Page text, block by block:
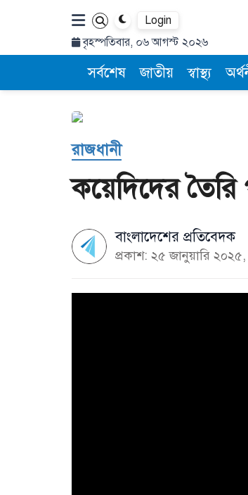
Login
বৃহস্পতিবার, ০৬ আগস্ট ২০২৬
সর্বশেষ জাতীয় স্বাস্থ্য
রাজধানী
কয়েদিদের
বাংলাদেশের প্রতিবেদক
প্রকাশ: ২৫ জানুয়ারি